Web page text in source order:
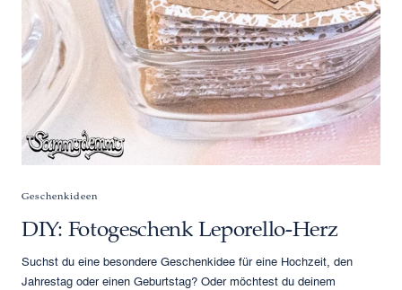
Geschenkideen
DIY: Fotogeschenk Leporello-Herz
Suchst du eine besondere Geschenkidee für eine Hochzeit, den
Jahrestag oder einen Geburtstag? Oder möchtest du deinem